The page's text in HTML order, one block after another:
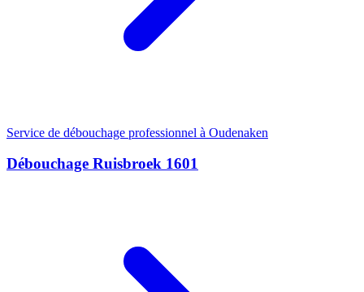
Service de débouchage professionnel à Oudenaken
Débouchage Ruisbroek 1601